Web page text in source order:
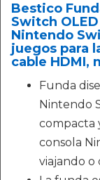
Bestico
Switch
Nintendo
juegos para
cable HDMI,
Funda
Nintendo
compacta
consola
viajando o